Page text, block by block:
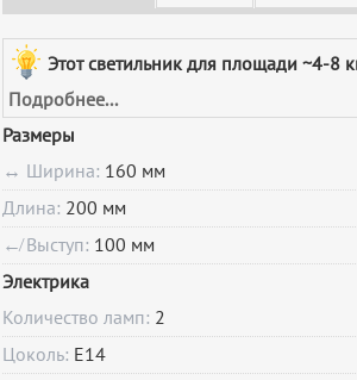
Этот светильник для площади ~4-8
Подробнее...
Размеры
↔ Ширина: 160 мм
Длина: 200 мм
↚ Выступ: 100 мм
Электрика
Количество ламп: 2
Цоколь: E14